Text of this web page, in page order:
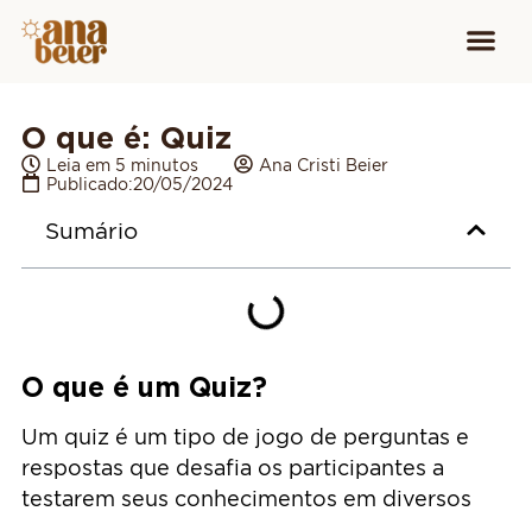
O que é: Quiz
Leia em 5 minutos
Ana Cristi Beier
Publicado:20/05/2024
Sumário
O que é um Quiz?
Um quiz é um tipo de jogo de perguntas e
respostas que desafia os participantes a
testarem seus conhecimentos em diversos